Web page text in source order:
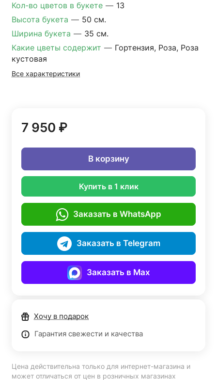
Кол-во цветов в букете — 13
Высота букета — 50 см.
Ширина букета — 35 см.
Какие цветы содержит — Гортензия, Роза, Роза
кустовая
Все характеристики
7 950 ₽
В корзину
Купить в 1 клик
Заказать в WhatsApp
Заказать в Telegram
Заказать в Max
Хочу в подарок
Гарантия свежести и качества
Цена действительна только для интернет-магазина и
может отличаться от цен в розничных магазинах